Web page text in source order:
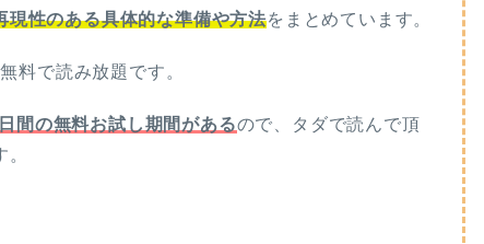
現性のある具体的な準備や方法をまとめています。
料で読み放題です。
の無料お試し期間があるので、タダで読んで頂